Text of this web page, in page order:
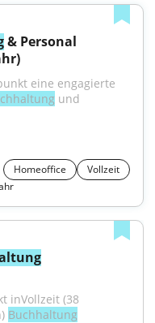
& Personal
eine engagierte
und
Homeoffice
Vollzeit
inVollzeit (38
Buchhaltung